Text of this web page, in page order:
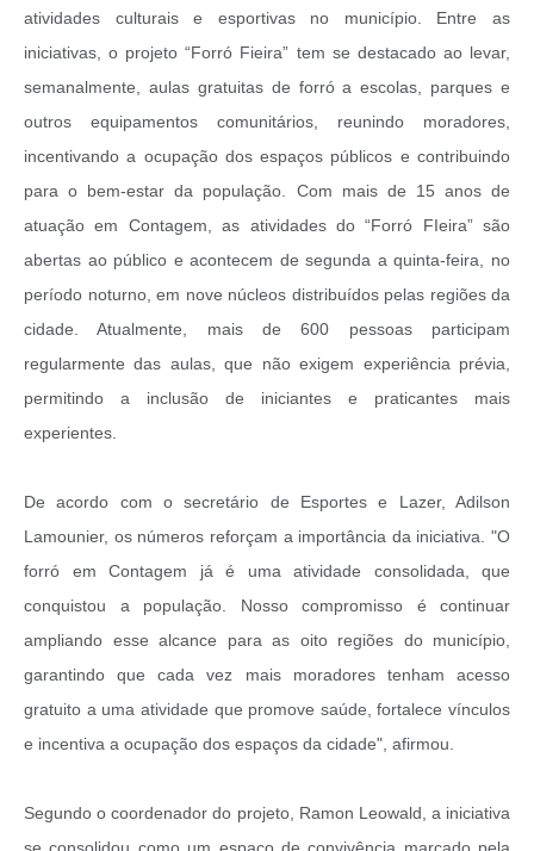
atividades culturais e esportivas no município. Entre as
iniciativas, o projeto “Forró Fieira” tem se destacado ao levar,
semanalmente, aulas gratuitas de forró a escolas, parques e
outros equipamentos comunitários, reunindo moradores,
incentivando a ocupação dos espaços públicos e contribuindo
para o bem-estar da população. Com mais de 15 anos de
atuação em Contagem, as atividades do “Forró FIeira” são
abertas ao público e acontecem de segunda a quinta-feira, no
período noturno, em nove núcleos distribuídos pelas regiões da
cidade. Atualmente, mais de 600 pessoas participam
regularmente das aulas, que não exigem experiência prévia,
permitindo a inclusão de iniciantes e praticantes mais
experientes.
De acordo com o secretário de Esportes e Lazer, Adilson
Lamounier, os números reforçam a importância da iniciativa. "O
forró em Contagem já é uma atividade consolidada, que
conquistou a população. Nosso compromisso é continuar
ampliando esse alcance para as oito regiões do município,
garantindo que cada vez mais moradores tenham acesso
gratuito a uma atividade que promove saúde, fortalece vínculos
e incentiva a ocupação dos espaços da cidade", afirmou.
Segundo o coordenador do projeto, Ramon Leowald, a iniciativa